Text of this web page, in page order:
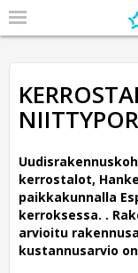
kerrostalot,
paikkakunnalla
kerroksessa. .
arvioitu
kustannusarvio